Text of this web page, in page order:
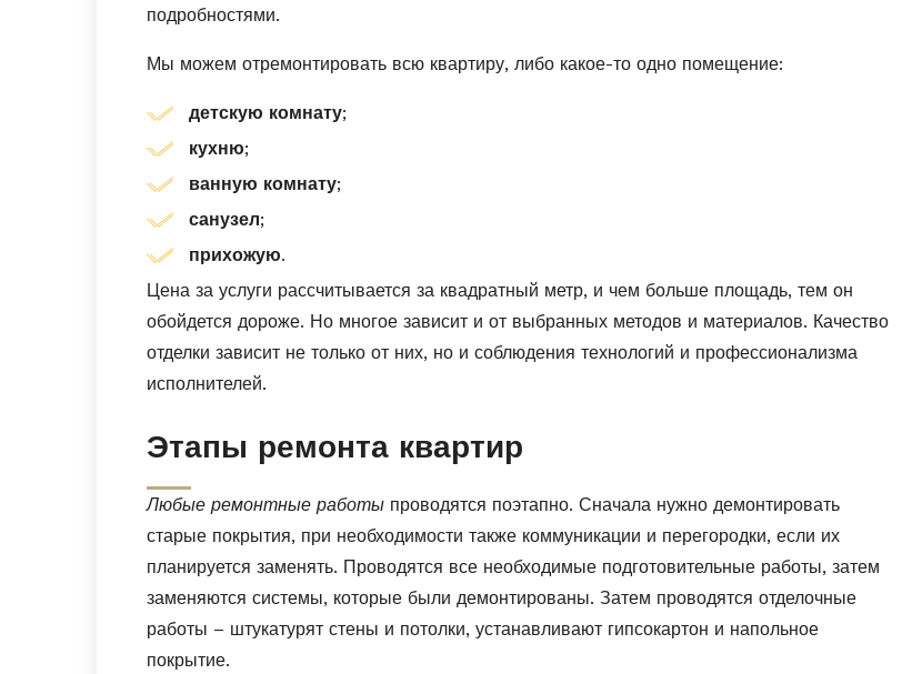
подробностями.
Мы можем отремонтировать всю квартиру, либо какое-то одно помещение:
детскую комнату;
кухню;
ванную комнату;
санузел;
прихожую.
Цена за услуги рассчитывается за квадратный метр, и чем больше площадь, тем он
обойдется дороже. Но многое зависит и от выбранных методов и материалов. Качество
отделки зависит не только от них, но и соблюдения технологий и профессионализма
исполнителей.
Этапы ремонта квартир
Любые ремонтные работы проводятся поэтапно. Сначала нужно демонтировать
старые покрытия, при необходимости также коммуникации и перегородки, если их
планируется заменять. Проводятся все необходимые подготовительные работы, затем
заменяются системы, которые были демонтированы. Затем проводятся отделочные
работы – штукатурят стены и потолки, устанавливают гипсокартон и напольное
покрытие.